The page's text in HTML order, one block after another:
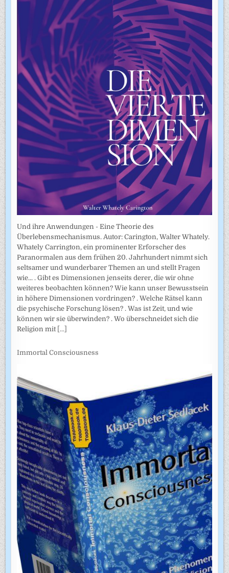
Und ihre Anwendungen - Eine Theorie des
Überlebensmechanismus. Autor: Carington, Walter Whately.
Whately Carrington, ein prominenter Erforscher des
Paranormalen aus dem frühen 20. Jahrhundert nimmt sich
seltsamer und wunderbarer Themen an und stellt Fragen
wie... . Gibt es Dimensionen jenseits derer, die wir ohne
weiteres beobachten können? Wie kann unser Bewusstsein
in höhere Dimensionen vordringen? . Welche Rätsel kann
die psychische Forschung lösen? . Was ist Zeit, und wie
können wir sie überwinden? . Wo überschneidet sich die
Religion mit [...]
Immortal Consciousness